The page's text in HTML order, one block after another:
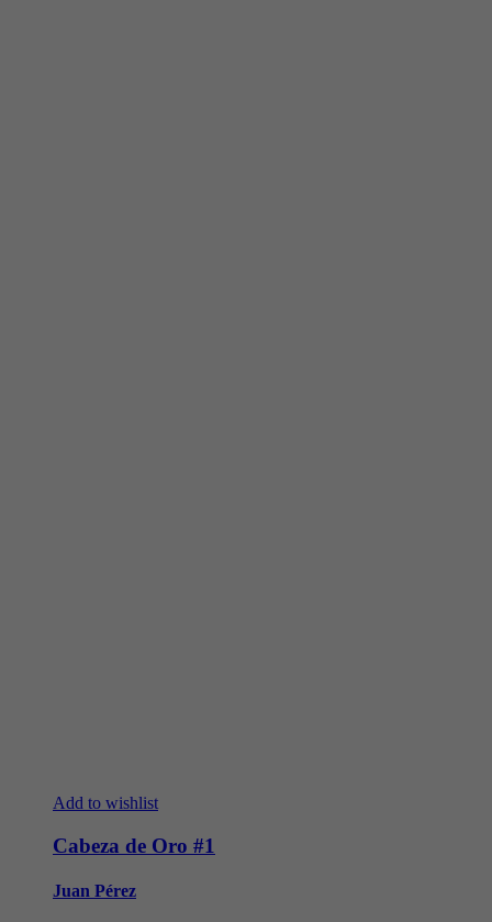
Add to wishlist
Cabeza de Oro #1
Juan Pérez